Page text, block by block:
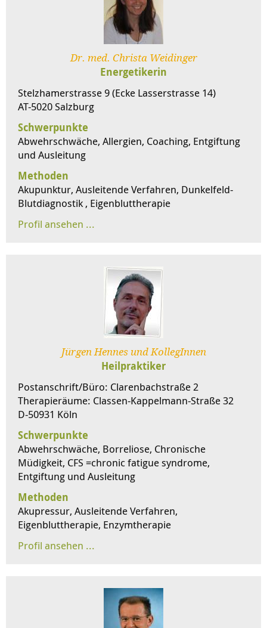
Dr. med. Christa Weidinger
Energetikerin
Stelzhamerstrasse 9 (Ecke Lasserstrasse 14)
AT-5020 Salzburg
Schwerpunkte
Abwehrschwäche, Allergien, Coaching, Entgiftung
und Ausleitung
Methoden
Akupunktur, Ausleitende Verfahren, Dunkelfeld-
Blutdiagnostik , Eigenbluttherapie
Jürgen Hennes und KollegInnen
Heilpraktiker
Postanschrift/Büro: Clarenbachstraße 2
Therapieräume: Classen-Kappelmann-Straße 32
D-50931 Köln
Schwerpunkte
Abwehrschwäche, Borreliose, Chronische
Müdigkeit, CFS =chronic fatigue syndrome,
Entgiftung und Ausleitung
Methoden
Akupressur, Ausleitende Verfahren,
Eigenbluttherapie, Enzymtherapie